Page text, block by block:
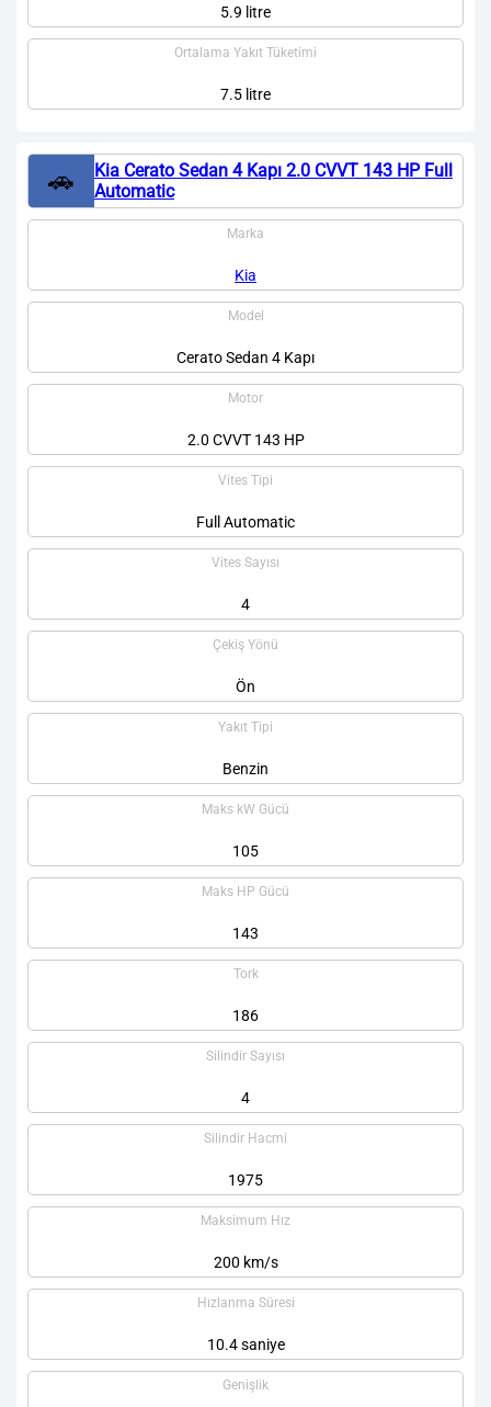
5.9 litre
Ortalama Yakıt Tüketimi
7.5 litre
🚗
Kia Cerato Sedan 4 Kapı 2.0 CVVT 143 HP Full
Automatic
Marka
Kia
Model
Cerato Sedan 4 Kapı
Motor
2.0 CVVT 143 HP
Vites Tipi
Full Automatic
Vites Sayısı
4
Çekiş Yönü
Ön
Yakıt Tipi
Benzin
Maks kW Gücü
105
Maks HP Gücü
143
Tork
186
Silindir Sayısı
4
Silindir Hacmi
1975
Maksimum Hız
200 km/s
Hızlanma Süresi
10.4 saniye
Genişlik